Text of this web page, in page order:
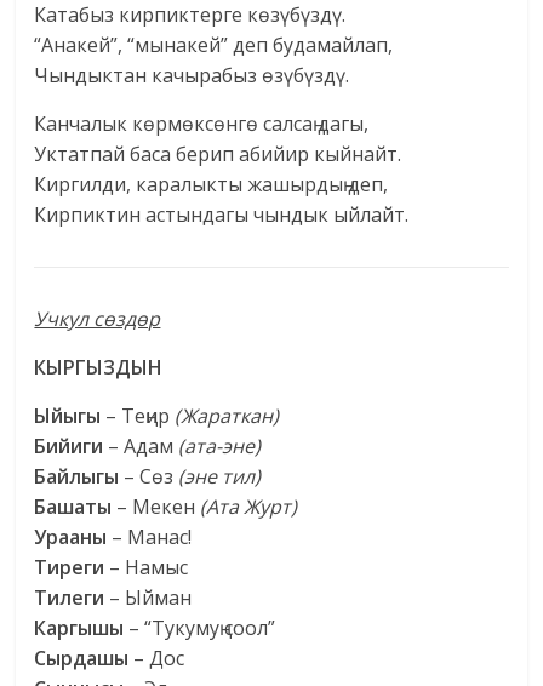
Катабыз кирпиктерге көзүбүздү.
“Анакей”, “мынакей” деп будамайлап,
Чындыктан качырабыз өзүбүздү.
Канчалык көрмөксөнгө салсаң дагы,
Уктатпай баса берип абийир кыйнайт.
Киргилди, каралыкты жашырдың деп,
Кирпиктин астындагы чындык ыйлайт.
Учкул сөздөр
КЫРГЫЗДЫН
Ыйыгы – Теңир (Жараткан)
Бийиги – Адам (ата-эне)
Байлыгы – Сөз (эне тил)
Башаты – Мекен (Ата Журт)
Урааны – Манас!
Тиреги – Намыс
Тилеги – Ыйман
Каргышы – “Тукумуң соол”
Сырдашы – Дос